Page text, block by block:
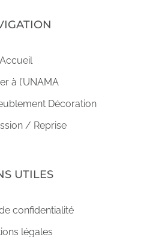
Accueil
à l’UNAMA
Décoration
/ Reprise
UTILES
confidentialité
légales